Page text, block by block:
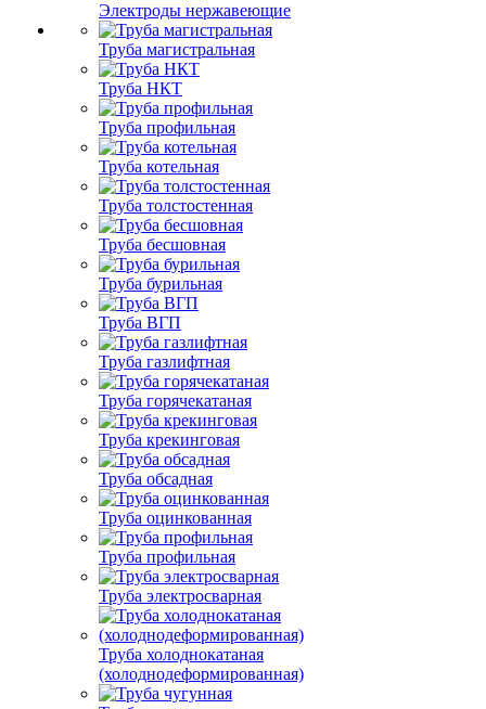
Электроды нержавеющие
Труба магистральная
Труба НКТ
Труба профильная
Труба котельная
Труба толстостенная
Труба бесшовная
Труба бурильная
Труба ВГП
Труба газлифтная
Труба горячекатаная
Труба крекинговая
Труба обсадная
Труба оцинкованная
Труба профильная
Труба электросварная
Труба холоднокатаная
(холоднодеформированная)